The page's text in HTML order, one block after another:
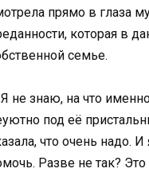
прямо в глаза
которая в
семье.
не знаю, на что
под её
что очень надо.
Разве не так?